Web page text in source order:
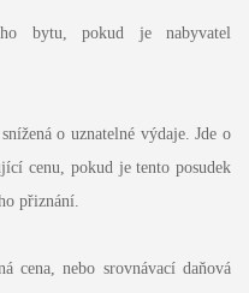
bytu, pokud je nabyvatel
o uznatelné výdaje. Jde o
cenu, pokud je tento posudek
přiznání.
cena, nebo srovnávací daňová